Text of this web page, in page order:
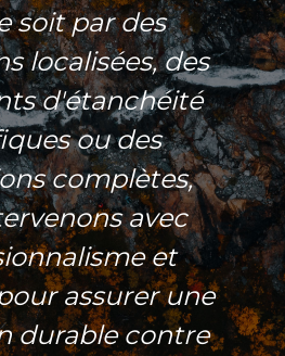
soit par des
localisées, des
d'étanchéité
ou des
complètes,
avec
et
assurer une
durable contre